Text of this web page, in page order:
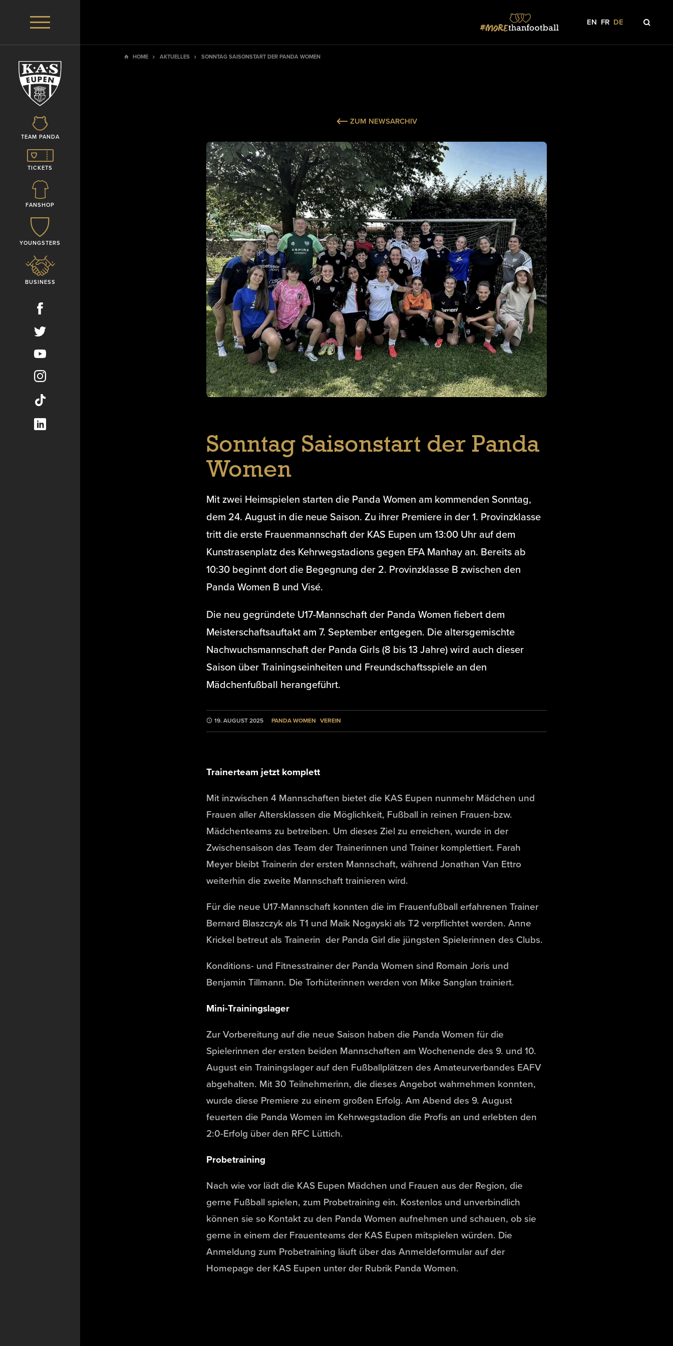
TEAM PANDA
TICKETS
FANSHOP
YOUNGSTERS
BUSINESS
EN FR DE
HOME AKTUELLES SONNTAG SAISONSTART DER PANDA WOMEN
ZUM NEWSARCHIV
Sonntag Saisonstart der Panda
Women
Mit zwei Heimspielen starten die Panda Women am kommenden Sonntag,
dem 24. August in die neue Saison. Zu ihrer Premiere in der 1. Provinzklasse
tritt die erste Frauenmannschaft der KAS Eupen um 13:00 Uhr auf dem
Kunstrasenplatz des Kehrwegstadions gegen EFA Manhay an. Bereits ab
10:30 beginnt dort die Begegnung der 2. Provinzklasse B zwischen den
Panda Women B und Visé.
Die neu gegründete U17-Mannschaft der Panda Women fiebert dem
Meisterschaftsauftakt am 7. September entgegen. Die altersgemischte
Nachwuchsmannschaft der Panda Girls (8 bis 13 Jahre) wird auch dieser
Saison über Trainingseinheiten und Freundschaftsspiele an den
Mädchenfußball herangeführt.
19. AUGUST 2025 PANDA WOMEN VEREIN
Trainerteam jetzt komplett
Mit inzwischen 4 Mannschaften bietet die KAS Eupen nunmehr Mädchen und
Frauen aller Altersklassen die Möglichkeit, Fußball in reinen Frauen-bzw.
Mädchenteams zu betreiben. Um dieses Ziel zu erreichen, wurde in der
Zwischensaison das Team der Trainerinnen und Trainer komplettiert. Farah
Meyer bleibt Trainerin der ersten Mannschaft, während Jonathan Van Ettro
weiterhin die zweite Mannschaft trainieren wird.
Für die neue U17-Mannschaft konnten die im Frauenfußball erfahrenen Trainer
Bernard Blaszczyk als T1 und Maik Nogayski als T2 verpflichtet werden. Anne
Krickel betreut als Trainerin der Panda Girl die jüngsten Spielerinnen des Clubs.
Konditions- und Fitnesstrainer der Panda Women sind Romain Joris und
Benjamin Tillmann. Die Torhüterinnen werden von Mike Sanglan trainiert.
Mini-Trainingslager
Zur Vorbereitung auf die neue Saison haben die Panda Women für die
Spielerinnen der ersten beiden Mannschaften am Wochenende des 9. und 10.
August ein Trainingslager auf den Fußballplätzen des Amateurverbandes EAFV
abgehalten. Mit 30 Teilnehmerinn, die dieses Angebot wahrnehmen konnten,
wurde diese Premiere zu einem großen Erfolg. Am Abend des 9. August
feuerten die Panda Women im Kehrwegstadion die Profis an und erlebten den
2:0-Erfolg über den RFC Lüttich.
Probetraining
Nach wie vor lädt die KAS Eupen Mädchen und Frauen aus der Region, die
gerne Fußball spielen, zum Probetraining ein. Kostenlos und unverbindlich
können sie so Kontakt zu den Panda Women aufnehmen und schauen, ob sie
gerne in einem der Frauenteams der KAS Eupen mitspielen würden. Die
Anmeldung zum Probetraining läuft über das Anmeldeformular auf der
Homepage der KAS Eupen unter der Rubrik Panda Women.